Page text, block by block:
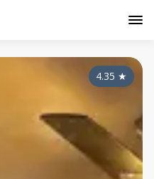
4.35 ★